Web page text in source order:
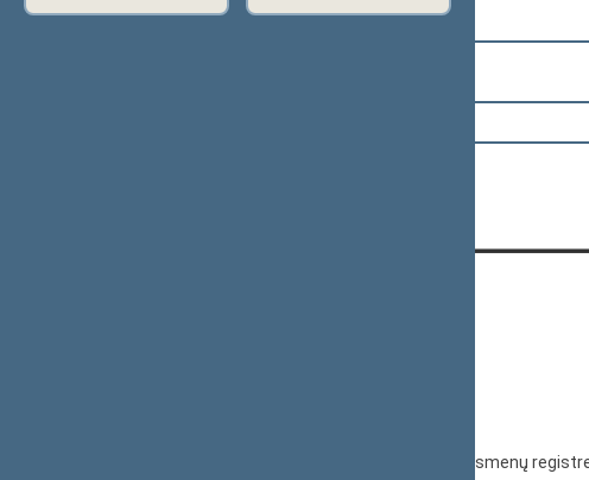
2024–2028 metų kadencija
Duomenys kaupiami ir saugomi Juridinių asmenų